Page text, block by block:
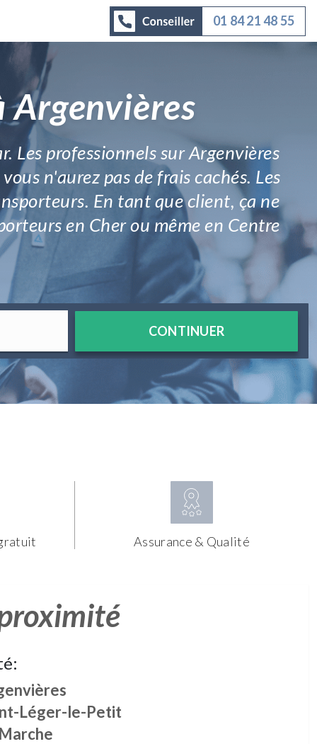
01 84 21 48 55
Les professionnels sur Argenvières
n'aurez pas de frais cachés. Les
En tant que client, ça ne
en Cher ou même en Centre
CONTINUER
Assurance & Qualité
Léger-le-Petit